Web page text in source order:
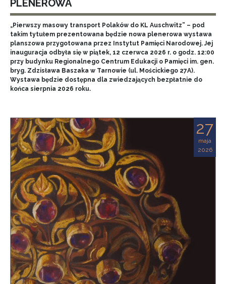
PLENEROWA
„Pierwszy masowy transport Polaków do KL Auschwitz” – pod
takim tytułem prezentowana będzie nowa plenerowa wystawa
planszowa przygotowana przez Instytut Pamięci Narodowej. Jej
inauguracja odbyła się w piątek, 12 czerwca 2026 r. o godz. 12:00
przy budynku Regionalnego Centrum Edukacji o Pamięci im. gen.
bryg. Zdzisława Baszaka w Tarnowie (ul. Mościckiego 27A).
Wystawa będzie dostępna dla zwiedzających bezpłatnie do
końca sierpnia 2026 roku.
27
maja
2026